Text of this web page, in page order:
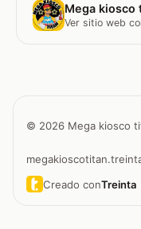
Mega kiosco
Ver sitio web
© 2026 Mega kiosco
Creado conTreinta